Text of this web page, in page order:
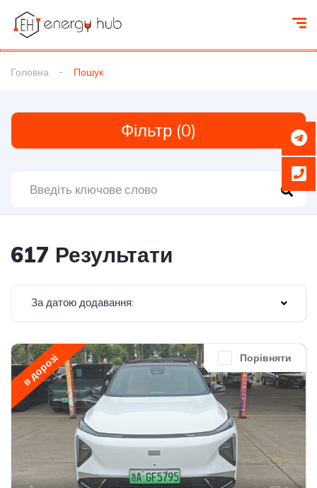
Головна Пошук
Фільтр (0)
617 Результати
За датою додавання:
Порівняти
в дорозі